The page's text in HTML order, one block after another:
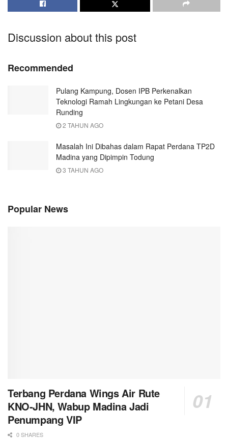
Discussion about this post
Recommended
Pulang Kampung, Dosen IPB Perkenalkan
Teknologi Ramah Lingkungan ke Petani Desa
Runding
2 TAHUN AGO
Masalah Ini Dibahas dalam Rapat Perdana TP2D
Madina yang Dipimpin Todung
3 TAHUN AGO
Popular News
Terbang Perdana Wings Air Rute
KNO-JHN, Wabup Madina Jadi
Penumpang VIP
0 SHARES